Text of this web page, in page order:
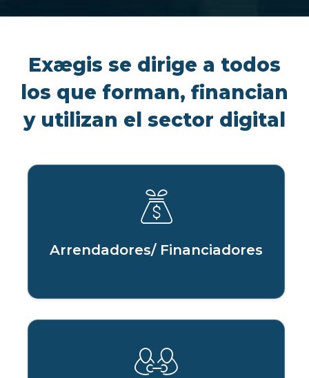
Exægis se dirige a todos
los que forman, financian
y utilizan el sector digital
Arrendadores/ Financiadores